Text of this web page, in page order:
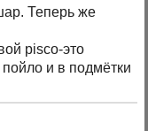
Теперь же
pisco-это
и в подмётки